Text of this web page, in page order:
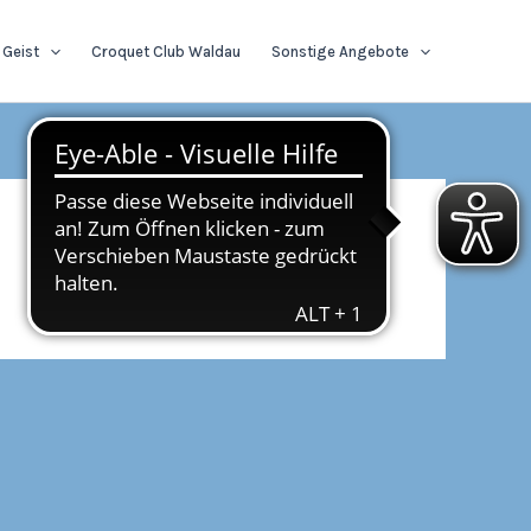
Croquet Club Waldau Sonstige Angebote